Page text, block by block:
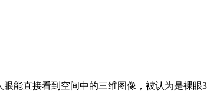
直接看到空间中的三维图像，被认为是裸眼